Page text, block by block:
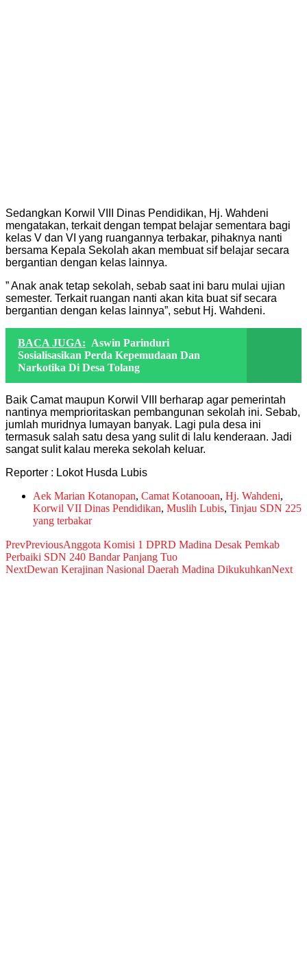
Sedangkan Korwil VIII Dinas Pendidikan, Hj. Wahdeni
mengatakan, terkait dengan tempat belajar sementara bagi
kelas V dan VI yang ruangannya terbakar, pihaknya nanti
bersama Kepala Sekolah akan membuat sif belajar secara
bergantian dengan kelas lainnya.
” Anak anak tetap sekolah, sebab saat ini baru mulai ujian
semester. Terkait ruangan nanti akan kita buat sif secara
bergantian dengan kelas lainnya”, sebut Hj. Wahdeni.
BACA JUGA: Aswin Parinduri
Sosialisasikan Perda Kepemudaan Dan
Narkotika Di Desa Tolang
Baik Camat maupun Korwil VIII berharap agar pemerintah
nantinya memprioritaskan pembangunan sekolah ini. Sebab,
jumlah muridnya lumayan banyak. Lagi pula desa ini
termasuk salah satu desa yang sulit di lalu kenderaan. Jadi
sangat sulit kalau mereka sekolah keluar.
Reporter : Lokot Husda Lubis
Aek Marian Kotanopan, Camat Kotanooan, Hj. Wahdeni,
Korwil VII Dinas Pendidikan, Muslih Lubis, Tinjau SDN 225
yang terbakar
PrevPreviousAnggota Komisi 1 DPRD Madina Desak Pemkab
Perbaiki SDN 240 Bandar Panjang Tuo
NextDewan Kerajinan Nasional Daerah Madina DikukuhkanNext